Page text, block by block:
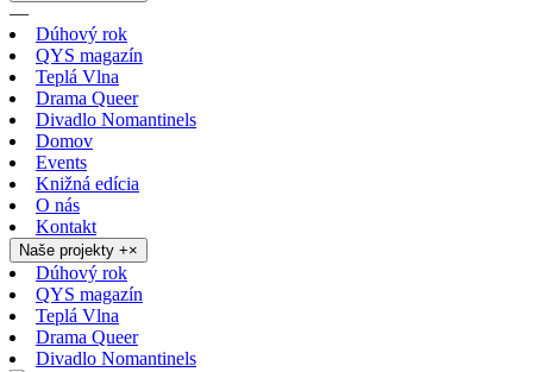
—
Dúhový rok
QYS magazín
Teplá Vlna
Drama Queer
Divadlo Nomantinels
Domov
Events
Knižná edícia
O nás
Kontakt
Naše projekty +×
Dúhový rok
QYS magazín
Teplá Vlna
Drama Queer
Divadlo Nomantinels